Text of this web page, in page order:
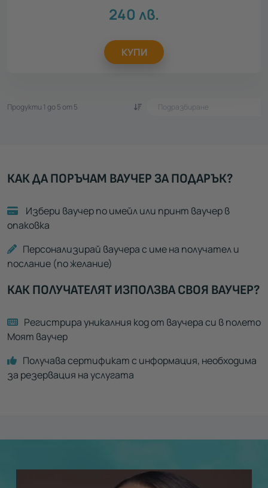
240 лв.
КУПИ
Продукти 1 до 5 от 5
КАК ДА ПОРЪЧАМ ВАУЧЕР ЗА ПОДАРЪК?
Избери ваучер по имейл или принт ваучер в
опаковка
Персонализирай ваучера с име на получател и
послание (по желание)
КАК ПОЛУЧАТЕЛЯТ ИЗПОЛЗВА СВОЯ ВАУЧЕР?
Регистрира уникалния код от ваучера си в полето
Моят ваучер
Получава сертификат с информация, необходима
за резервация на услугата